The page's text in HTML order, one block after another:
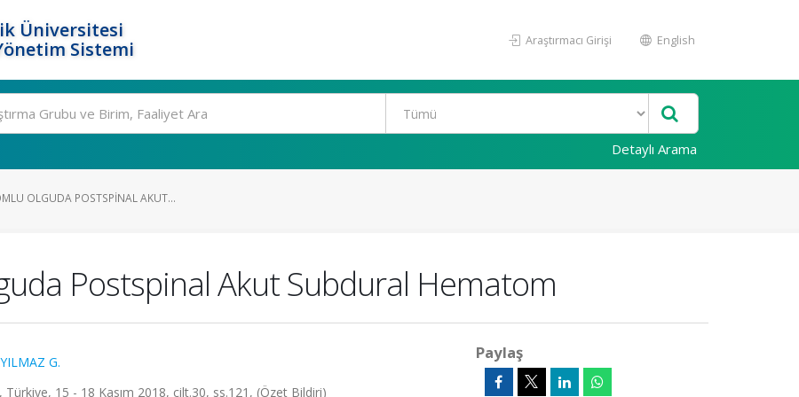
Üniversitesi
Sistemi
Araştırmacı Girişi English
Detaylı Arama
OLGUDA POSTSPINAL AKUT...
Postspinal Akut Subdural Hematom
G.
Türkiye, 15 - 18 Kasım 2018, cilt.30, ss.121, (Özet Bildiri)
Paylaş